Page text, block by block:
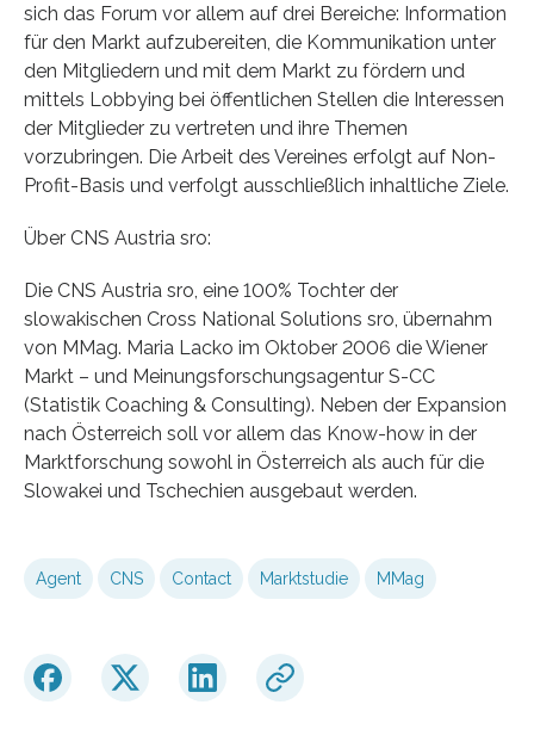
sich das Forum vor allem auf drei Bereiche: Information
für den Markt aufzubereiten, die Kommunikation unter
den Mitgliedern und mit dem Markt zu fördern und
mittels Lobbying bei öffentlichen Stellen die Interessen
der Mitglieder zu vertreten und ihre Themen
vorzubringen. Die Arbeit des Vereines erfolgt auf Non-
Profit-Basis und verfolgt ausschließlich inhaltliche Ziele.
Über CNS Austria sro:
Die CNS Austria sro, eine 100% Tochter der
slowakischen Cross National Solutions sro, übernahm
von MMag. Maria Lacko im Oktober 2006 die Wiener
Markt – und Meinungsforschungsagentur S-CC
(Statistik Coaching & Consulting). Neben der Expansion
nach Österreich soll vor allem das Know-how in der
Marktforschung sowohl in Österreich als auch für die
Slowakei und Tschechien ausgebaut werden.
Agent CNS Contact Marktstudie MMag